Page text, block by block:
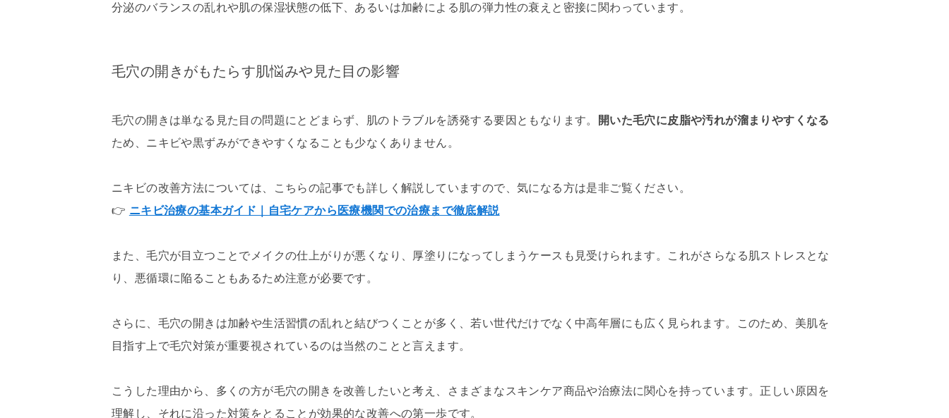
分泌のバランスの乱れや肌の保湿状態の低下、あるいは加齢による肌の弾力性の衰えと密接に関わっています。
毛穴の開きがもたらす肌悩みや見た目の影響
毛穴の開きは単なる見た目の問題にとどまらず、肌のトラブルを誘発する要因ともなります。
開いた毛穴に皮脂や汚れが溜まりやすくなる
ため、ニキビや黒ずみができやすくなることも少なくありません。
ニキビの改善方法については、こちらの記事でも詳しく解説していますので、気になる方は是非ご覧ください。
👉 ニキビ治療の基本ガイド｜自宅ケアから医療機関での治療まで徹底解説
また、毛穴が目立つことでメイクの仕上がりが悪くなり、厚塗りになってしまうケースも見受けられます。これがさらなる肌ストレスとな
り、悪循環に陥ることもあるため注意が必要です。
さらに、毛穴の開きは加齢や生活習慣の乱れと結びつくことが多く、若い世代だけでなく中高年層にも広く見られます。このため、美肌を
目指す上で毛穴対策が重要視されているのは当然のことと言えます。
こうした理由から、多くの方が毛穴の開きを改善したいと考え、さまざまなスキンケア商品や治療法に関心を持っています。正しい原因を
理解し、それに沿った対策をとることが効果的な改善への第一歩です。